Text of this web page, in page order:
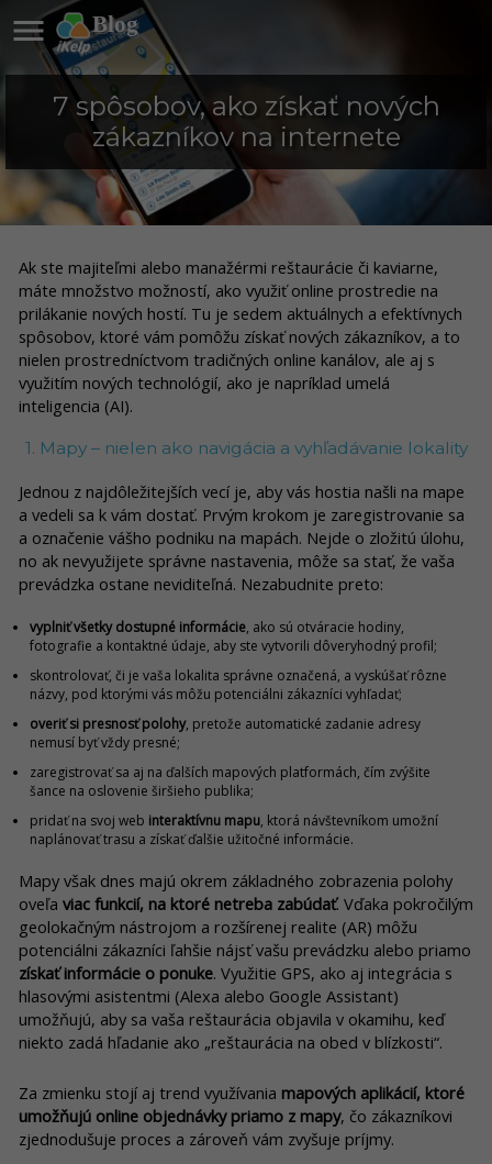
Blog

7 spôsobov, ako získať nových
zákazníkov na internete
Ak ste majiteľmi alebo manažérmi reštaurácie či kaviarne,
máte množstvo možností, ako využiť online prostredie na
prilákanie nových hostí. Tu je sedem aktuálnych a efektívnych
spôsobov, ktoré vám pomôžu získať nových zákazníkov, a to
nielen prostredníctvom tradičných online kanálov, ale aj s
využitím nových technológií, ako je napríklad umelá
inteligencia (AI).
1. Mapy – nielen ako navigácia a vyhľadávanie lokality
Jednou z najdôležitejších vecí je, aby vás hostia našli na mape
a vedeli sa k vám dostať. Prvým krokom je zaregistrovanie sa
a označenie vášho podniku na mapách. Nejde o zložitú úlohu,
no ak nevyužijete správne nastavenia, môže sa stať, že vaša
prevádzka ostane neviditeľná. Nezabudnite preto:
vyplniť všetky dostupné informácie, ako sú otváracie hodiny,
fotografie a kontaktné údaje, aby ste vytvorili dôveryhodný profil;
skontrolovať, či je vaša lokalita správne označená, a vyskúšať rôzne
názvy, pod ktorými vás môžu potenciálni zákazníci vyhľadať;
overiť si presnosť polohy, pretože automatické zadanie adresy
nemusí byť vždy presné;
zaregistrovať sa aj na ďalších mapových platformách, čím zvýšite
šance na oslovenie širšieho publika;
pridať na svoj web interaktívnu mapu, ktorá návštevníkom umožní
naplánovať trasu a získať ďalšie užitočné informácie.
Mapy však dnes majú okrem základného zobrazenia polohy
oveľa viac funkcií, na ktoré netreba zabúdať. Vďaka pokročilým
geolokačným nástrojom a rozšírenej realite (AR) môžu
potenciálni zákazníci ľahšie nájsť vašu prevádzku alebo priamo
získať informácie o ponuke. Využitie GPS, ako aj integrácia s
hlasovými asistentmi (Alexa alebo Google Assistant)
umožňujú, aby sa vaša reštaurácia objavila v okamihu, keď
niekto zadá hľadanie ako „reštaurácia na obed v blízkosti“.
Za zmienku stojí aj trend využívania mapových aplikácií, ktoré
umožňujú online objednávky priamo z mapy, čo zákazníkovi
zjednodušuje proces a zároveň vám zvyšuje príjmy.